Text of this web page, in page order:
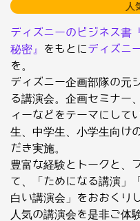
人
ディズニーのビジネス書
秘密』
をもとにディズニ
を。
ディズニー企画部隊の元
る講演会。企画セミナー
ィーなどをテーマにして
生、中学生、小学生向け
だき実施。
豊富な経験とトークと、
て、「ためになる講演」
白い講演会」をおおくり
人気の講演会を是非ご体